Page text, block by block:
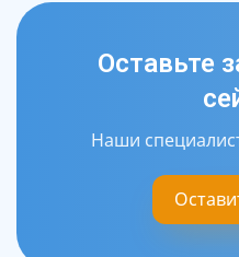
Оставьте
Наши